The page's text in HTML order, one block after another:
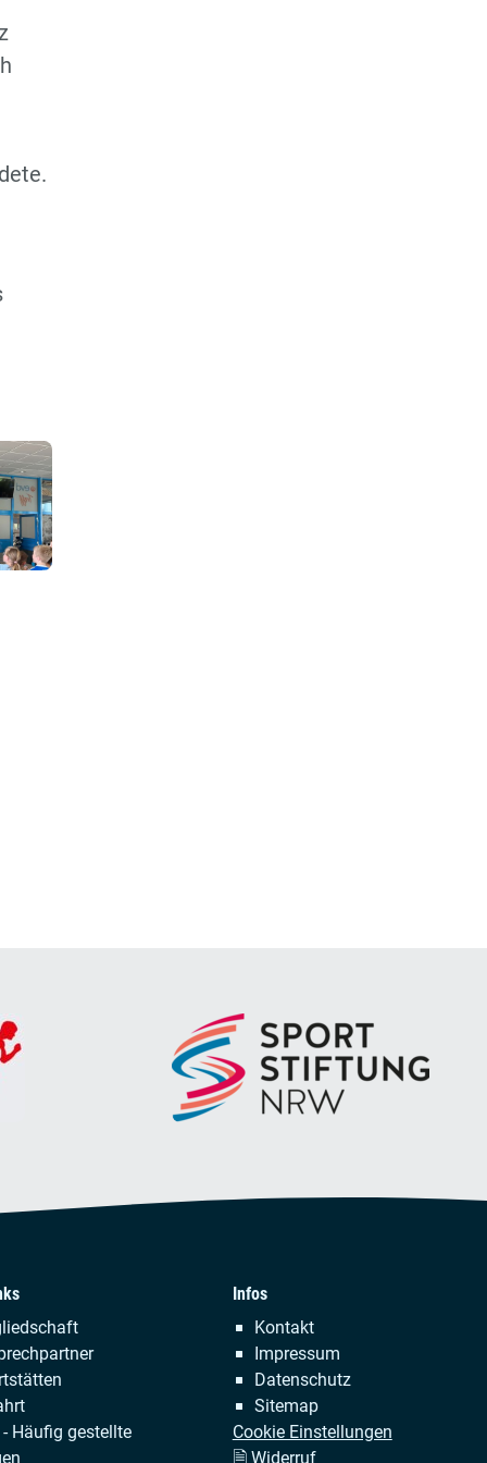
- Häufig gestellte
Infos
Navigation
überspringen
Kontakt
Impressum
Datenschutz
Sitemap
Cookie Einstellungen
🗎 Widerruf